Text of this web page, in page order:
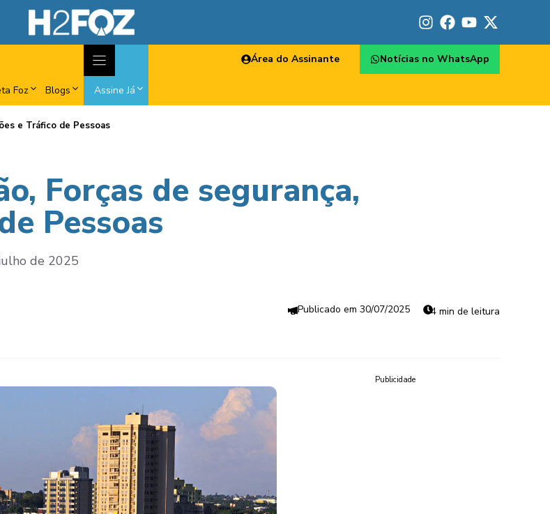
Foz Blogs Assine Já
Área do Assinante Notícias no WhatsApp
e Tráfico de Pessoas
Forças de segurança,
Pessoas
de 2025
30/07/2025 4 min de leitura
Publicidade